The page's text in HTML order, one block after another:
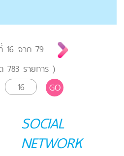
16 จาก 79
783รายการ )
GO
SOCIAL
NETWORK